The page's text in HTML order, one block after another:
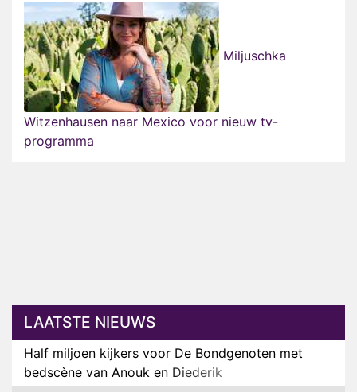
Miljuschka
Witzenhausen naar Mexico voor nieuw tv-
programma
LAATSTE NIEUWS
Half miljoen kijkers voor De Bondgenoten met
bedscène van Anouk en Diederik